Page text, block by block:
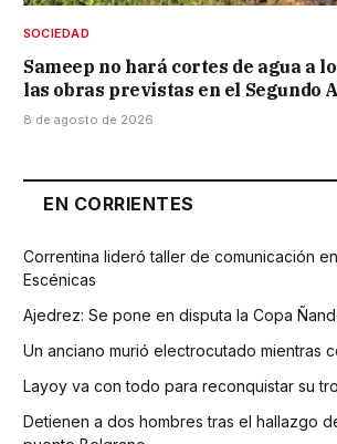
SOCIEDAD
Sameep no hará cortes de agua a
las obras previstas en el Segundo
8 de agosto de 2026
EN CORRIENTES
Correntina lideró taller de comunicación
Escénicas
Ajedrez: Se pone en disputa la Copa
Un anciano murió electrocutado mientras
Layoy va con todo para reconquistar su
Detienen a dos hombres tras el hallazgo